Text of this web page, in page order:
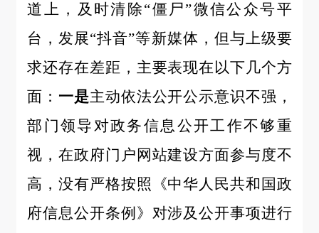
道上，及时清除“僵尸”微信公众号平
台，发展“抖音”等新媒体，但与上级要
求还存在差距，主要表现在以下几个方
面： 一是主动依法公开公示意识不强，
部门领导对政务信息公开工作不够重
视，在政府门户网站建设方面参与度不
高，没有严格按照《中华人民共和国政
府信息公开条例》对涉及公开事项进行